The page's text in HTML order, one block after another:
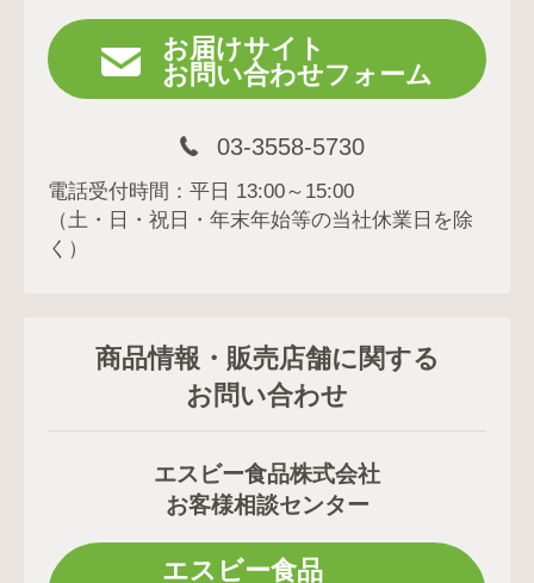
お届けサイト
お問い合わせフォーム
03-3558-5730
電話受付時間：平日 13:00～15:00
（土・日・祝日・年末年始等の当社休業日を除
く）
商品情報・販売店舗に関する
お問い合わせ
エスビー食品株式会社
お客様相談センター
エスビー食品